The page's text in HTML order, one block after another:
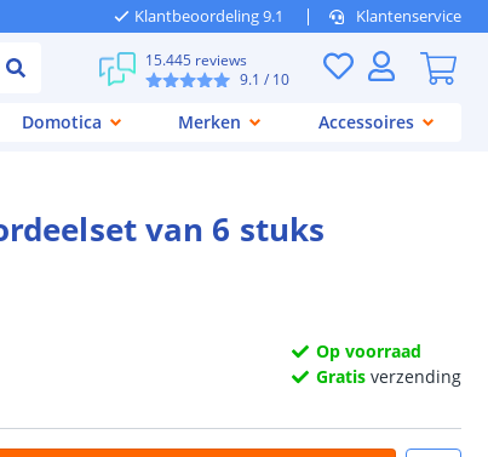
Klantbeoordeling 9.1 Klantenservice
15.445 reviews
9.1 / 10
Domotica Merken Accessoires
van 6 stuks
Op voorraad
Gratis verzending